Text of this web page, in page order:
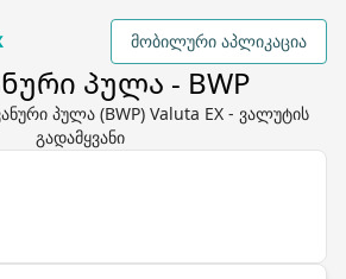
მობილური აპლიკაცია
პულა - BWP
პულა (BWP) Valuta EX - ვალუტის
გადამყვანი